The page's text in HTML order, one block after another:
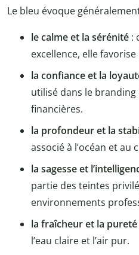
Le bleu évoque
le calme et la sérénité :
excellence, elle
la confiance et la
utilisé dans le
financières.
la profondeur et la
associé à l’océan et au
la sagesse et
partie des teintes
environnements
la fraîcheur et la pureté
l’eau claire et l’air pur.